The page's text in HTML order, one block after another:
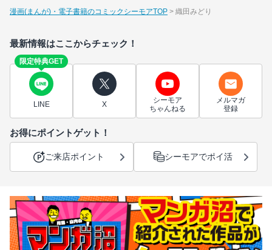
漫画(まんが)・電子書籍のコミックシーモアTOP 織田みどり
最新情報はここからチェック！
限定特典GET
LINE X
シーモア
ちゃんねる
メルマガ
登録
お得にポイントゲット！
ご来店ポイント シーモアでポイ活